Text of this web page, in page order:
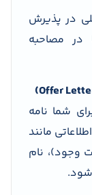
در پذیرش
در مصاحبه
شما نامه
مانند
وجود)، نام